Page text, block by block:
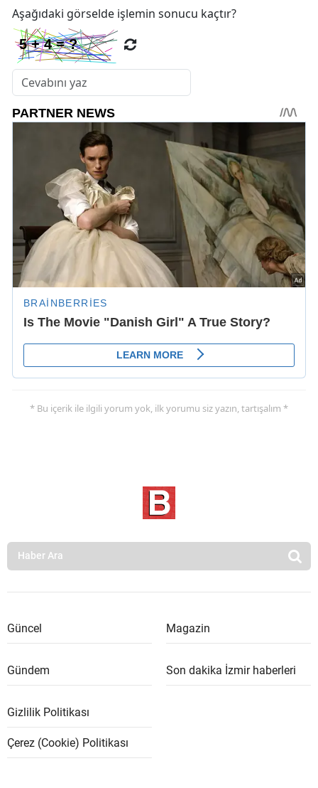
Aşağıdaki görselde işlemin sonucu kaçtır?
* Bu içerik ile ilgili yorum yok, ilk yorumu siz yazın, tartışalım *
Güncel Magazin
Gündem Son dakika İzmir haberleri
Gizlilik Politikası
Çerez (Cookie) Politikası